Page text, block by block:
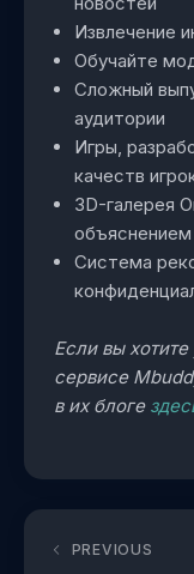
Извлечение
Обучайте
Сложный
аудитории
Игры,
качеств
3D-галерея
Система
Если вы
сервисе
в их блоге
PREVIOUS